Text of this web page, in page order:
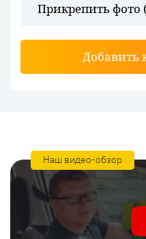
Прикрепить фото
Добавить
Наш видео-обзор